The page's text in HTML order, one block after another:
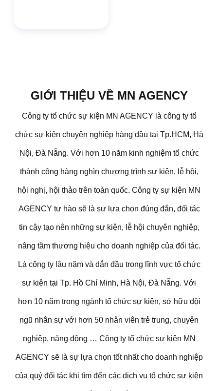
GIỚI THIỆU VỀ MN AGENCY
Công ty tổ chức sự kiện MN AGENCY là công ty tổ
chức sự kiện chuyên nghiệp hàng đầu tại Tp.HCM, Hà
Nội, Đà Nẵng. Với hơn 10 năm kinh nghiệm tổ chức
thành công hàng nghìn chương trình sự kiện, lễ hội,
hội nghị, hội thảo trên toàn quốc. Công ty sự kiện MN
AGENCY tự hào sẽ là sự lựa chọn đúng đắn, đối tác
tin cậy tạo nên những sự kiện, lễ hội chuyên nghiệp,
nâng tầm thương hiệu cho doanh nghiệp của đối tác.
Là công ty lâu năm và dẫn đầu trong lĩnh vực tổ chức
sự kiện tại Tp. Hồ Chí Minh, Hà Nội, Đà Nẵng. Với
hơn 10 năm trong ngành tổ chức sự kiện, sở hữu đội
ngũ nhân sự với hơn 50 nhân viên trẻ trung, chuyên
nghiệp, năng động … Công ty tổ chức sự kiện MN
AGENCY sẽ là sự lựa chọn tốt nhất cho doanh nghiệp
của quý đối tác khi tìm đến các dịch vụ tổ chức sự kiện